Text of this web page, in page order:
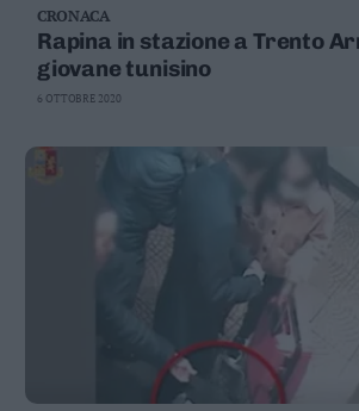
CRONACA
Rapina in stazione a Trento
giovane tunisino
6 OTTOBRE 2020